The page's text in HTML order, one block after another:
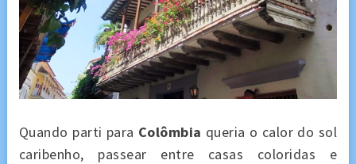
Quando parti para Colômbia queria o calor do sol
caribenho, passear entre casas coloridas e